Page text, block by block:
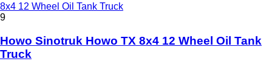
8x4 12 Wheel Oil Tank Truck
9
Howo Sinotruk Howo TX 8x4 12 Wheel Oil Tank
Truck